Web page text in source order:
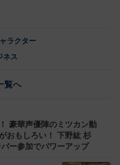
ラクター
ネス
覧へ
豪華声優陣のミツカン動
おもしろい！ 下野紘 杉
ー参加でパワーアップ